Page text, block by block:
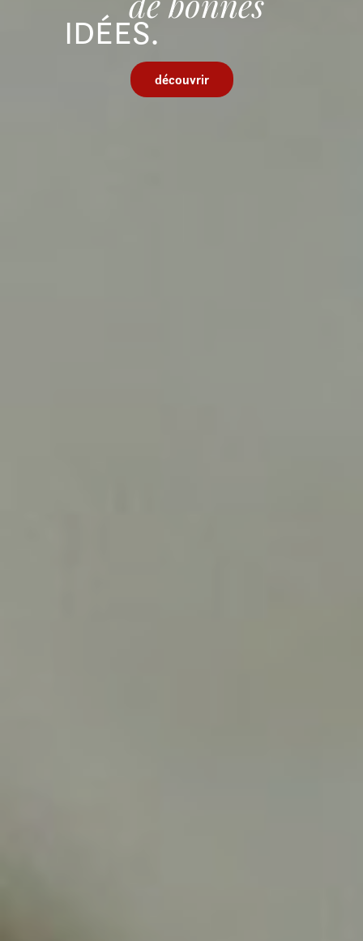
IDÉES.
découvrir